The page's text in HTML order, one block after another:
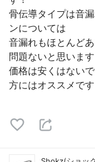
骨伝導タイプは音
ンについては
音漏れもほとんど
問題ないと思います
価格は安くはない
方にはオススメです